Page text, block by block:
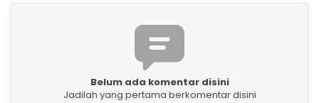
Belum ada komentar disini
Jadilah yang pertama berkomentar disini